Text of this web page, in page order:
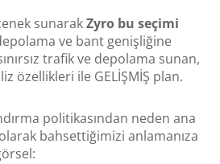
sunarakZyro bu seçimi
depolama ve bant genişliğine
trafik ve depolama sunan,
özellikleri ile GELİŞMİŞ plan.
politikasından neden ana
bahsettiğimizi anlamanıza